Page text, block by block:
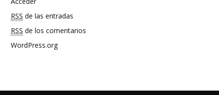
RSS de las entradas
RSS de los comentarios
WordPress.org